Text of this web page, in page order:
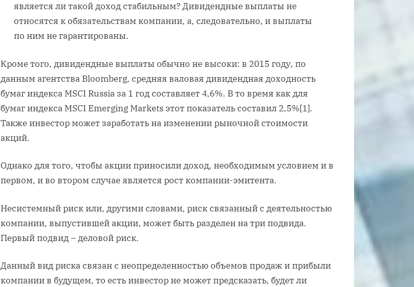
является ли такой доход стабильным? Дивидендные выплаты не
относятся к обязательствам компании, а, следовательно, и выплаты
по ним не гарантированы.
Кроме того, дивидендные выплаты обычно не высоки: в 2015 году, по
данным агентства Bloomberg, средняя валовая дивидендная доходность
бумаг индекса MSCI Russia за 1 год составляет 4,6%. В то время как для
бумаг индекса MSCI Emerging Markets этот показатель составил 2,5%[1].
Также инвестор может заработать на изменении рыночной стоимости
акций.
Однако для того, чтобы акции приносили доход, необходимым условием и в
первом, и во втором случае является рост компании-эмитента.
Несистемный риск или, другими словами, риск связанный с деятельностью
компании, выпустившей акции, может быть разделен на три подвида.
Первый подвид – деловой риск.
Данный вид риска связан с неопределенностью объемов продаж и прибыли
компании в будущем, то есть инвестор не может предсказать, будет ли